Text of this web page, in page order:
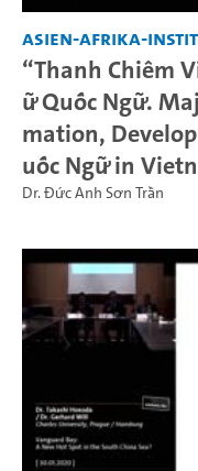
Asien-Afrika-
“Thanh Chiêm
ữ Quốc Ngữ.
mation,
uốc Ngữ in
Dr. Đức Anh Sơn Trần